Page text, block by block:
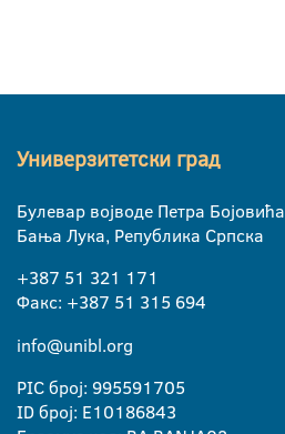
Универзитетски град
Булевар војводе Петра Бојовића
Бања Лука, Република Српска
+387 51 321 171
Факс: +387 51 315 694
info@unibl.org
PIC број: 995591705
ID број: E10186843